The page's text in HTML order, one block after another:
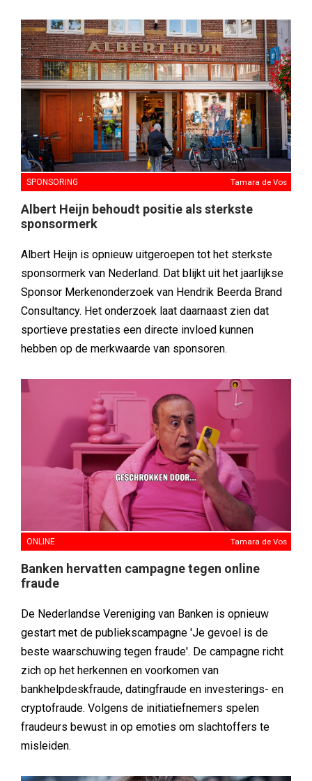
SPONSORING Tamara de Vos
Albert Heijn behoudt positie als sterkste
sponsormerk
Albert Heijn is opnieuw uitgeroepen tot het sterkste
sponsormerk van Nederland. Dat blijkt uit het jaarlijkse
Sponsor Merkenonderzoek van Hendrik Beerda Brand
Consultancy. Het onderzoek laat daarnaast zien dat
sportieve prestaties een directe invloed kunnen
hebben op de merkwaarde van sponsoren.
ONLINE Tamara de Vos
Banken hervatten campagne tegen online
fraude
De Nederlandse Vereniging van Banken is opnieuw
gestart met de publiekscampagne 'Je gevoel is de
beste waarschuwing tegen fraude'. De campagne richt
zich op het herkennen en voorkomen van
bankhelpdeskfraude, datingfraude en investerings- en
cryptofraude. Volgens de initiatiefnemers spelen
fraudeurs bewust in op emoties om slachtoffers te
misleiden.